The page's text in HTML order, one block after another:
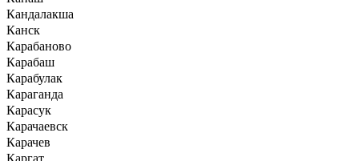
Кандалакша
Канск
Карабаново
Карабаш
Карабулак
Караганда
Карасук
Карачаевск
Карачев